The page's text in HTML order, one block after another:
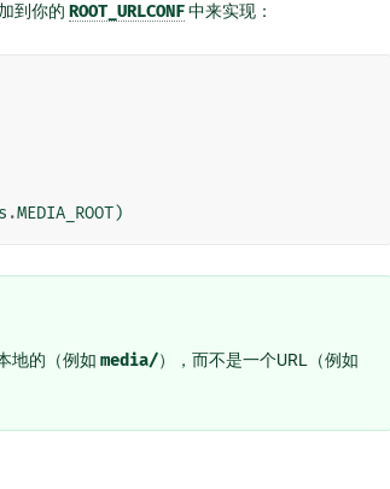
到你的 ROOT_URLCONF中来实现：
.MEDIA_ROOT)
地的（例如 media/），而不是一个URL（例如